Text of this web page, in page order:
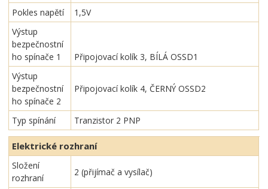
Pokles napětí
1,5V
Výstup
bezpečnostní
ho spínače 1
Připojovací kolík 3, BÍLÁ OSSD1
Výstup
bezpečnostní
ho spínače 2
Připojovací kolík 4, ČERNÝ OSSD2
Typ spínání Tranzistor 2 PNP
Elektrické rozhraní
Složení
rozhraní
2 (přijímač a vysílač)